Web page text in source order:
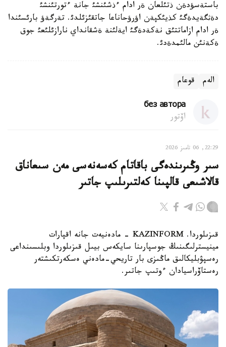
باستةسؤدةن ذتئلعان ةر ادام ءذشئنشئ جانة ءتورتئنشئ
دةثگةيدةگئ كذيئكپةن اؤرؤحاناعا جاتقئزئلدئ. تةرگةؤ بارئسئندا
ةر ادام ازاماتتئق نةكةدةگئ ايةلئنة ةشقانداي نارازئلئعئ جوق
ةكةنئن مالئمدةدئ.
الەم قوعام
без автора
اۆتور
22:29, 06 تامىز 2026
سىر وڭىرىندەگى باقاتام كەسەنەسى مەن سىعاناق
قالاشىعى قالپىنا كەلتىرىلىپ جاتىر
قىزىلوردا. KAZINFORM - مادەنيەت جانە اقپارات
مينيسترلىگىنىڭ جوسپارىنا سايكەس بيىل قىزىلوردا وبلىسىنداعى
رەسپۋبليكالىق ماڭىزى بار تاريحي-مادەني ەسكەرتكىشتەر
رەستاۆراسيادان ءوتىپ جاتىر.